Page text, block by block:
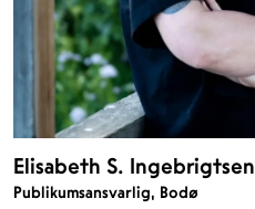
Elisabeth S. Ingebrigtsen
Publikumsansvarlig, Bodø